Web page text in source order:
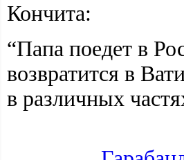
Кончита:
“Папа поедет в
возвратится в
в различных